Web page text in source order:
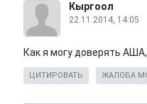
Кыргоол
22.11.2014, 14:05
Как я могу доверять
ЦИТИРОВАТЬ ЖАЛОБА